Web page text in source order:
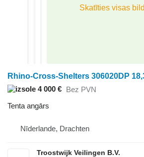
Rhino-Cross-Shelters 306020DP
4 000 € Bez PVN
Tenta angārs
Nīderlande, Drachten
Troostwijk Veilingen B.V.